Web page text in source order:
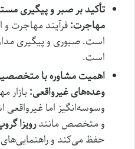
تأکید بر صبر و پیگیری
مهاجرت:فرآیند مهاجرت و
است. صبوری و پیگیری
است.
اهمیت مشاوره با
وعده‌های غیرواقعی: بازار
وسوسه‌انگیز اما
و متخصص مانندرویزا
حفظ می‌کند و راهنمایی‌های